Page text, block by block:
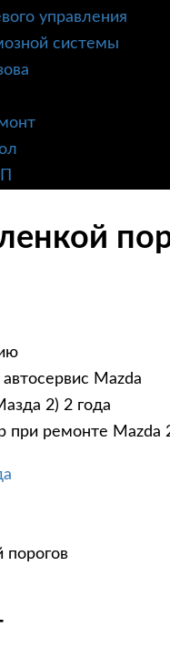
управления
системы
Mazda
2) 2 года
при ремонте Mazda
порогов